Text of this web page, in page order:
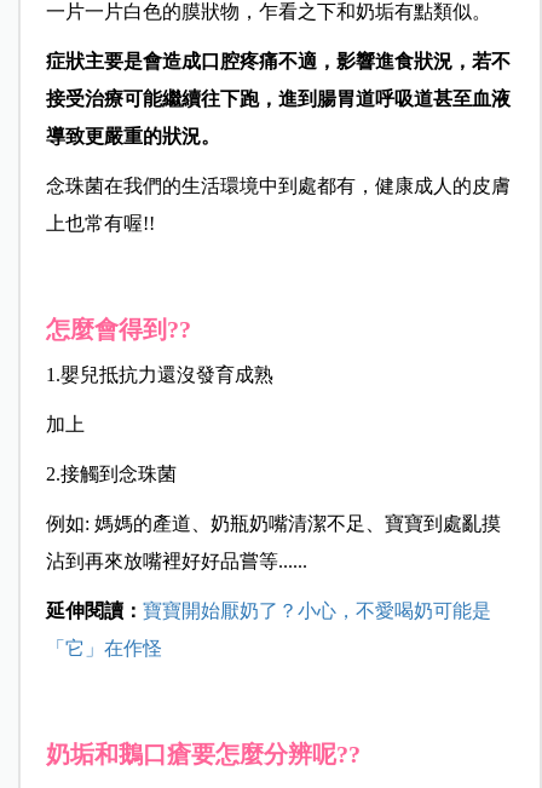
一片一片白色的膜狀物， 乍看之下和奶垢有點類似。
症狀主要是會造成口腔疼痛不適， 影響進食狀況，若不
接受治療可能繼續往下跑， 進到腸胃道呼吸道甚至血液
導致更嚴重的狀況。
念珠菌在我們的生活環境中到處都有， 健康成人的皮膚
上也常有喔!!
怎麼會得到??
1.嬰兒抵抗力還沒發育成熟
加上
2.接觸到念珠菌
例如: 媽媽的產道、奶瓶奶嘴清潔不足、寶寶到處亂摸
沾到再來放嘴裡好好品嘗等......
延伸閱讀： 寶寶開始厭奶了？小心，不愛喝奶可能是
「它」在作怪
奶垢和鵝口瘡要怎麼分辨呢??